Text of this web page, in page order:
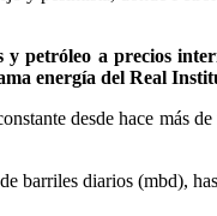
petróleo a precios
energía del Real
desde hace más
barriles diarios (mbd),